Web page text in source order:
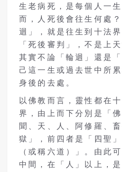
生老病死，是每個人一
而，人死後會往生何處
迴」，就是往生到十法
「死後審判」，不是上
其實不論「輪迴」還是
己這一生或過去世中所
身後的去處。
以佛教而言，靈性都在
界，由上而下分別是「
聞、天、人、阿修羅、
獄」，前四者是「四聖
（或稱六道）」。由此
中間，在「人」以上，